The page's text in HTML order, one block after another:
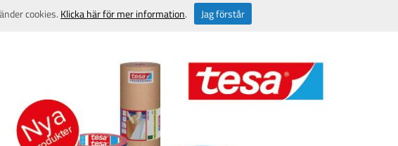
cookies. Klicka här för mer information. Jag förstår